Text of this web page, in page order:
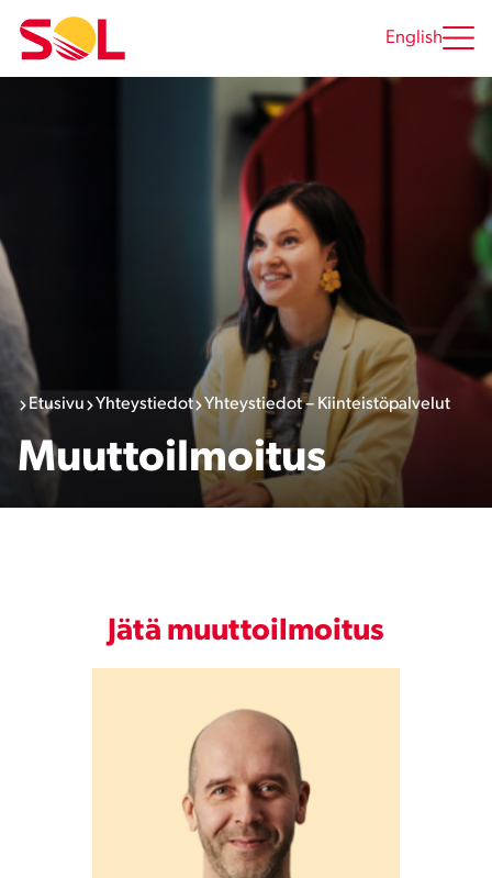
sisältöön
English
Etusivu Yhteystiedot Yhteystiedot – Kiinteistöpalvelut
Muuttoilmoitus
Jätä muuttoilmoitus